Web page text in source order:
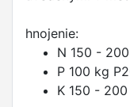
hnojenie:
N 150 -
P 100 kg
K 150 -